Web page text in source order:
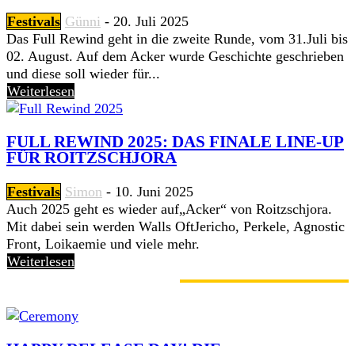
Festivals Günni - 20. Juli 2025
Das Full Rewind geht in die zweite Runde, vom 31.Juli bis
02. August. Auf dem Acker wurde Geschichte geschrieben
und diese soll wieder für...
Weiterlesen
FULL REWIND 2025: DAS FINALE LINE-UP
FÜR ROITZSCHJORA
Festivals Simon - 10. Juni 2025
Auch 2025 geht es wieder auf„Acker“ von Roitzschjora.
Mit dabei sein werden Walls OftJericho, Perkele, Agnostic
Front, Loikaemie und viele mehr.
Weiterlesen